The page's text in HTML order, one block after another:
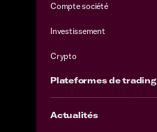
Compte société
Investissement
Crypto
Plateformes de trading
Actualités